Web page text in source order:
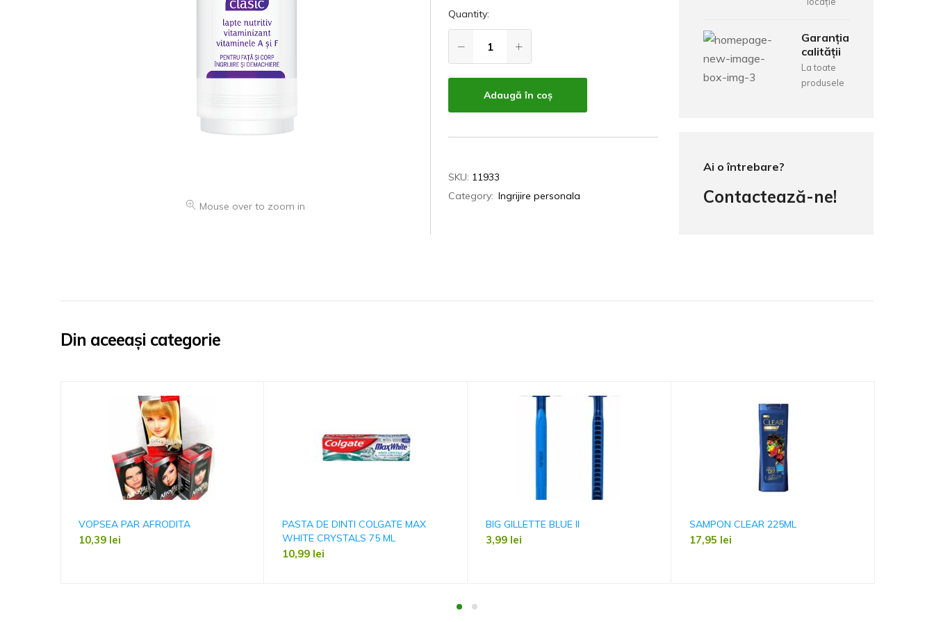
Mouse over to zoom in
Quantity:
Adaugă în coș
SKU: 11933
Category: Ingrijire personala
Garanția
calității
La toate
produsele
Ai o întrebare?
Contactează-ne!
Din aceeași categorie
VOPSEA PAR AFRODITA
10,39 lei
PASTA DE DINTI COLGATE MAX
WHITE CRYSTALS 75 ML
10,99 lei
BIG GILLETTE BLUE II
3,99 lei
SAMPON CLEAR 225ML
17,95 lei